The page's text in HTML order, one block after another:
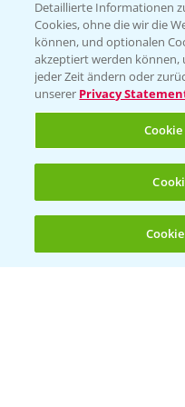
Allgemeine
Detaillierte Informationen
Cookies, ohne die wir die
können, und optionalen
akzeptiert werden können,
jeder Zeit ändern oder
unserer Privacy